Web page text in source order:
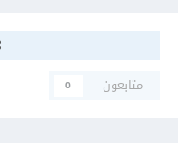
متابعون
0